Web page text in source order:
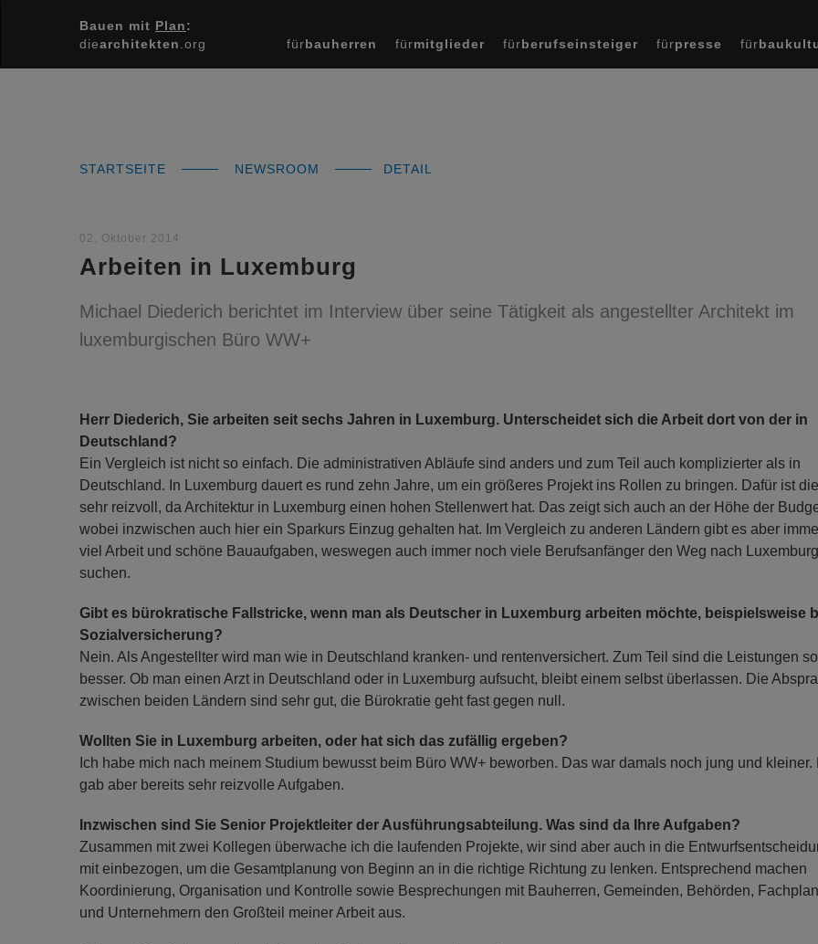
Bauen mit Plan:
diearchitekten .org fürbauherren fürmitglieder fürberufseinsteiger fürpresse für
STARTSEITE NEWSROOM DETAIL
02. Oktober 2014
Arbeiten in Luxemburg
Michael Diederich berichtet im Interview über seine Tätigkeit als angestellter Architekt im
luxemburgischen Büro WW+
Herr Diederich, Sie arbeiten seit sechs Jahren in Luxemburg. Unterscheidet sich die Arbeit dort von der in
Deutschland?
Ein Vergleich ist nicht so einfach. Die administrativen Abläufe sind anders und zum Teil auch komplizierter als in
Deutschland. In Luxemburg dauert es rund zehn Jahre, um ein größeres Projekt ins Rollen zu bringen. Dafür ist
sehr reizvoll, da Architektur in Luxemburg einen hohen Stellenwert hat. Das zeigt sich auch an der Höhe der
wobei inzwischen auch hier ein Sparkurs Einzug gehalten hat. Im Vergleich zu anderen Ländern gibt es aber
viel Arbeit und schöne Bauaufgaben, weswegen auch immer noch viele Berufsanfänger den Weg nach Luxemburg
suchen.
Gibt es bürokratische Fallstricke, wenn man als Deutscher in Luxemburg arbeiten möchte, beispielsweise
Sozialversicherung?
Nein. Als Angestellter wird man wie in Deutschland kranken- und rentenversichert. Zum Teil sind die Leistungen
besser. Ob man einen Arzt in Deutschland oder in Luxemburg aufsucht, bleibt einem selbst überlassen. Die
zwischen beiden Ländern sind sehr gut, die Bürokratie geht fast gegen null.
Wollten Sie in Luxemburg arbeiten, oder hat sich das zufällig ergeben?
Ich habe mich nach meinem Studium bewusst beim Büro WW+ beworben. Das war damals noch jung und kleiner.
gab aber bereits sehr reizvolle Aufgaben.
Inzwischen sind Sie Senior Projektleiter der Ausführungsabteilung. Was sind da Ihre Aufgaben?
Zusammen mit zwei Kollegen überwache ich die laufenden Projekte, wir sind aber auch in die
mit einbezogen, um die Gesamtplanung von Beginn an in die richtige Richtung zu lenken. Entsprechend machen
Koordinierung, Organisation und Kontrolle sowie Besprechungen mit Bauherren, Gemeinden, Behörden,
und Unternehmern den Großteil meiner Arbeit aus.